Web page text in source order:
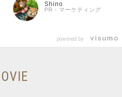
PR・マーケティング
Shino
powered by